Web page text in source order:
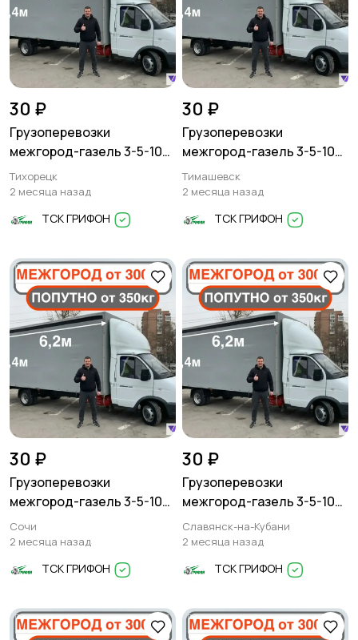
30 ₽
Грузоперевозки
межгород-газель 3-5-10
тонн
Тихорецк
2 месяца назад
ТСК ГРИФОН
30 ₽
Грузоперевозки
межгород-газель 3-5-10
тонн
Тимашевск
2 месяца назад
ТСК ГРИФОН
30 ₽
Грузоперевозки
межгород-газель 3-5-10
тонн
Сочи
2 месяца назад
ТСК ГРИФОН
30 ₽
Грузоперевозки
межгород-газель 3-5-10
тонн
Славянск-на-Кубани
2 месяца назад
ТСК ГРИФОН